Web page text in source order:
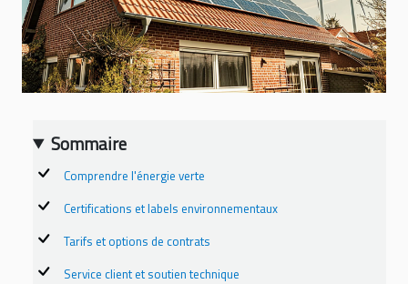
Sommaire
Comprendre l'énergie verte
Certifications et labels environnementaux
Tarifs et options de contrats
Service client et soutien technique